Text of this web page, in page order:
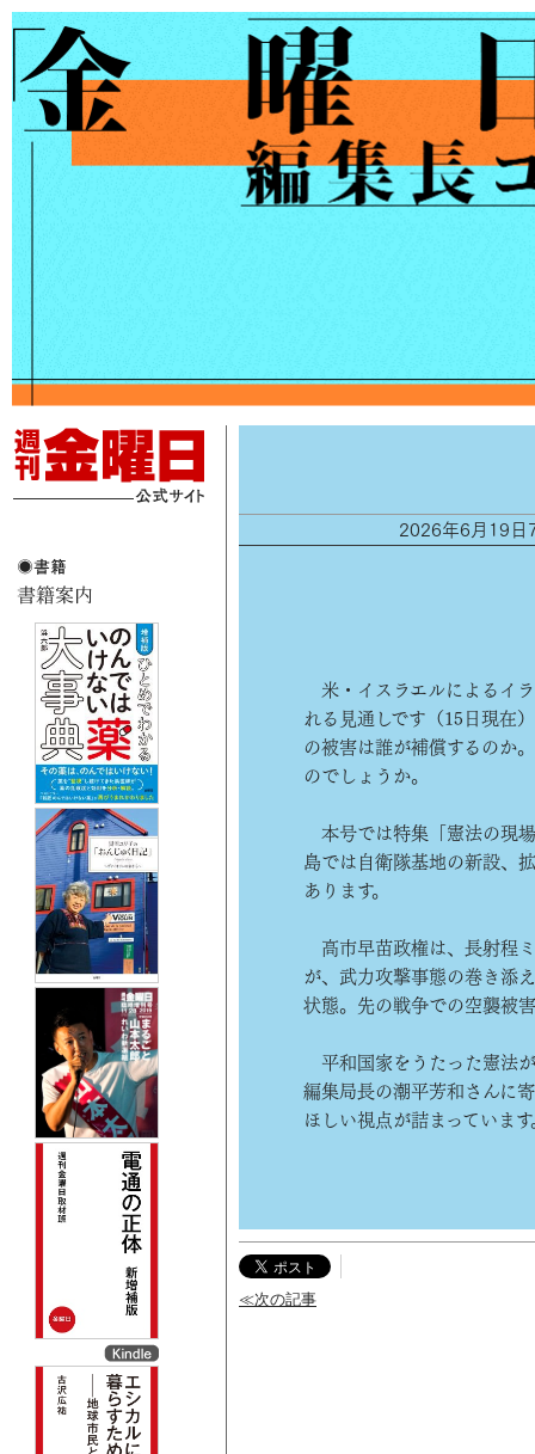
2026年6月19日
米・イスラエルによるイ
れる見通しです（15日現在
の被害は誰が補償するのか
のでしょうか。
本号では特集「憲法の現
島では自衛隊基地の新設、
あります。
高市早苗政権は、長射程
が、武力攻撃事態の巻き添
状態。先の戦争での空襲被
平和国家をうたった憲法
編集局長の潮平芳和さんに
ほしい視点が詰まっていま
≪次の記事